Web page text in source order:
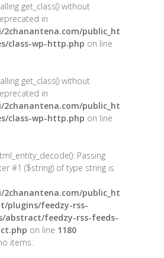
get_class() without
in
public_ht
class-wp-http.php on line
get_class() without
in
public_ht
class-wp-http.php on line
Passing
#1 ($string) of type string is
public_ht
plugins/feedzy-rss-
abstract/feedzy-rss-feeds-
on line 1180
items.